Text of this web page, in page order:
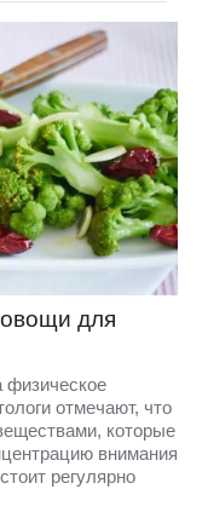
для
физическое
отмечают, что
которые
внимания
регулярно